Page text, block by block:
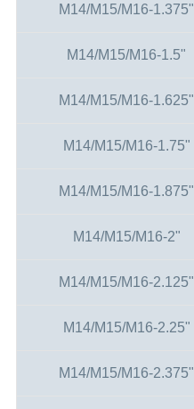
M14/M15/M16-1.375"
M14/M15/M16-1.5"
M14/M15/M16-1.625"
M14/M15/M16-1.75"
M14/M15/M16-1.875"
M14/M15/M16-2"
M14/M15/M16-2.125"
M14/M15/M16-2.25"
M14/M15/M16-2.375"